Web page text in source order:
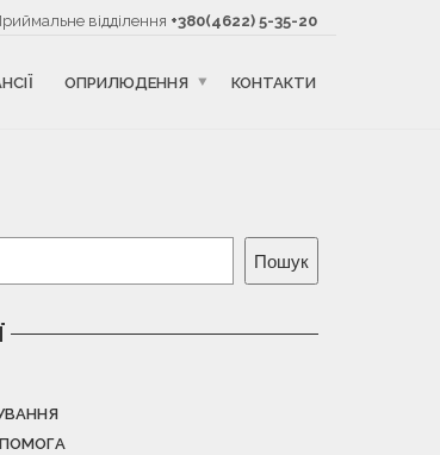
відділення +380(4622) 5-35-20
ОПРИЛЮДЕННЯ КОНТАКТИ
Пошук